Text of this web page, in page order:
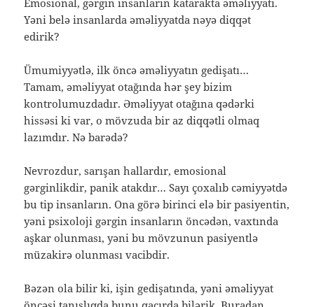
Yəni belə insanlarda əməliyyatda nəyə diqqət
edirik?
Ümumiyyətlə, ilk öncə əməliyyatın gedişatı…
Tamam, əməliyyat otağında hər şey bizim
kontrolumuzdadır. Əməliyyat otağına qədərki
hissəsi ki var, o mövzuda bir az diqqətli olmaq
lazımdır. Nə barədə?
Nevrozdur, sarışan hallardır, emosional
gərginlikdir, panik atakdır… Sayı çoxalıb cəmiyyətdə
bu tip insanların. Ona görə birinci elə bir pasiyentin,
yəni psixoloji gərgin insanların öncədən, vaxtında
aşkar olunması, yəni bu mövzunun pasiyentlə
müzakirə olunması vacibdir.
Bəzən ola bilir ki, işin gedişatında, yəni əməliyyat